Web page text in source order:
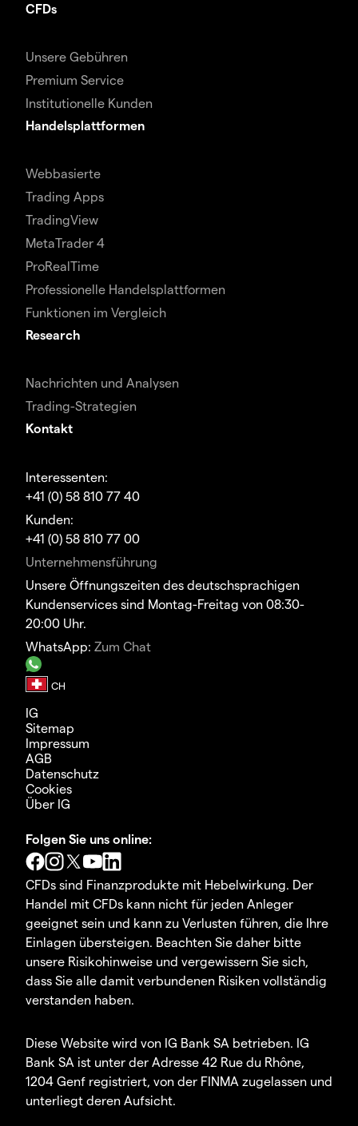
CFDs
Unsere Gebühren
Premium Service
Institutionelle Kunden
Handelsplattformen
Webbasierte
Trading Apps
TradingView
MetaTrader 4
ProRealTime
Professionelle Handelsplattformen
Funktionen im Vergleich
Research
Nachrichten und Analysen
Trading-Strategien
Kontakt
Interessenten:
+41 (0) 58 810 77 40
Kunden:
+41 (0) 58 810 77 00
Unternehmensführung
Unsere Öffnungszeiten des deutschsprachigen
Kundenservices sind Montag-Freitag von 08:30-
20:00 Uhr.
WhatsApp: Zum Chat
IG
Sitemap
Impressum
AGB
Datenschutz
Cookies
Über IG
Folgen Sie uns online:
CFDs sind Finanzprodukte mit Hebelwirkung. Der
Handel mit CFDs kann nicht für jeden Anleger
geeignet sein und kann zu Verlusten führen, die Ihre
Einlagen übersteigen. Beachten Sie daher bitte
unsere Risikohinweise und vergewissern Sie sich,
dass Sie alle damit verbundenen Risiken vollständig
verstanden haben.
Diese Website wird von IG Bank SA betrieben. IG
Bank SA ist unter der Adresse 42 Rue du Rhône,
1204 Genf registriert, von der FINMA zugelassen und
unterliegt deren Aufsicht.